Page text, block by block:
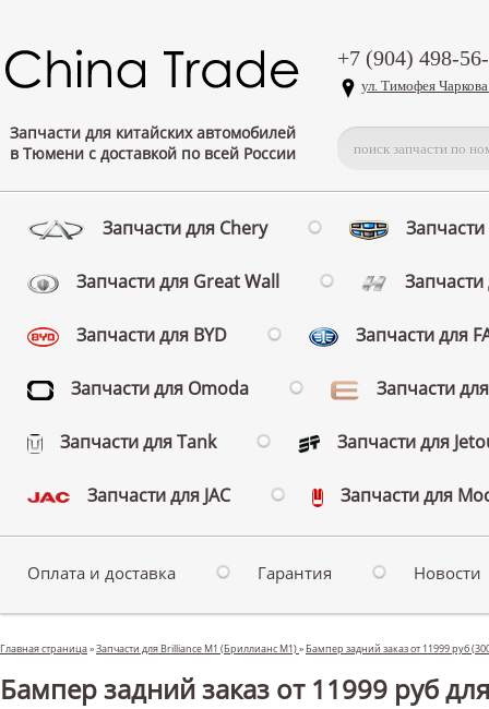
Запчасти для китайских автомобилей
в Тюмени с доставкой по всей России
+7 (904) 498-
ул. Тимофея
Запчасти для Chery
Запчасти для Great Wall
Запчасти для BYD Запчасти для
Запчасти для Omoda Запчасти
Запчасти для Tank Запчасти для
Запчасти для JAC Запчасти для
Оплата и доставка Гарантия Новости
Главная страница»Запчасти для Brilliance M1 (Бриллианс М1)» Бампер задний заказ от 11999 руб
Бампер задний заказ от 11999 руб